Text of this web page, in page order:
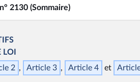
2130 (Sommaire)
LOI
2 Article 3 Article 4